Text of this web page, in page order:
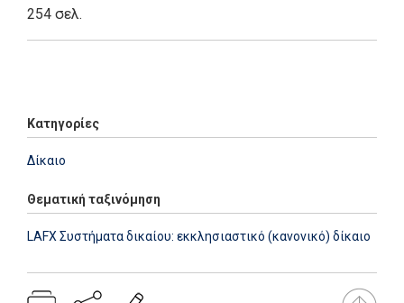
254 σελ.
Κατηγορίες
Δίκαιο
Θεματική ταξινόμηση
LAFX Συστήματα δικαίου: εκκλησιαστικό (κανονικό) δίκαιο